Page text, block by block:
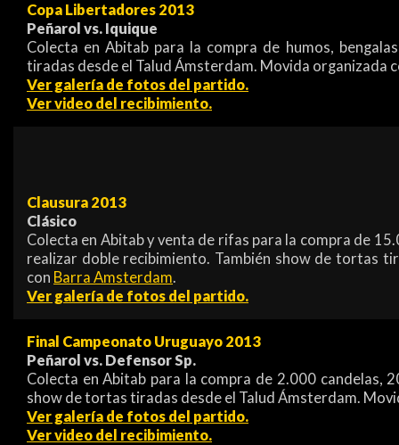
Copa Libertadores 2013
Peñarol vs. Iquique
Colecta en Abitab para la compra de humos,
tiradas desde el Talud Ámsterdam. Movida organizada
Ver galería de fotos del partido.
Ver video del recibimiento.
Clausura 2013
Clásico
Colecta en Abitab y venta de rifas para la compra de
realizar doble recibimiento. También show de tortas
con Barra Amsterdam.
Ver galería de fotos del partido.
Final Campeonato Uruguayo 2013
Peñarol vs. Defensor Sp.
Colecta en Abitab para la compra de 2.000 candelas,
show de tortas tiradas desde el Talud Ámsterdam.
Ver galería de fotos del partido.
Ver video del recibimiento.